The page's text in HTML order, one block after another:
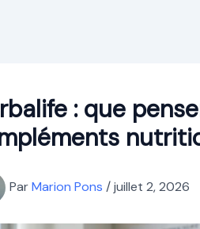
: que
ParMarion Pons /juillet 2, 2026